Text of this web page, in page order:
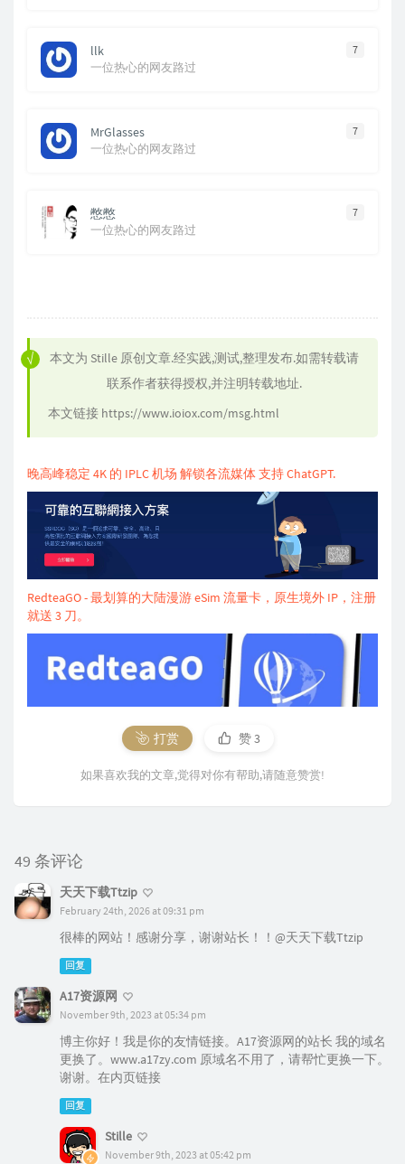
7
llk
一位热心的网友路过
7
MrGlasses
一位热心的网友路过
7
憋憋
一位热心的网友路过
本文为 Stille 原创文章.经实践,测试,整理发布.如需转载请
联系作者获得授权,并注明转载地址.
本文链接 https://www.ioiox.com/msg.html
晚高峰稳定 4K 的 IPLC 机场 解锁各流媒体 支持 ChatGPT.
RedteaGO - 最划算的大陆漫游 eSim 流量卡，原生境外 IP，注册
就送 3 刀。
打赏 赞3
如果喜欢我的文章,觉得对你有帮助,请随意赞赏!
49 条评论
天天下载Ttzip
February 24th, 2026 at 09:31 pm
很棒的网站！感谢分享，谢谢站长！！@天天下载Ttzip
回复
A17资源网
November 9th, 2023 at 05:34 pm
博主你好！我是你的友情链接。A17资源网的站长 我的域名
更换了。www.a17zy.com 原域名不用了，请帮忙更换一下。
谢谢。在内页链接
回复
Stille
November 9th, 2023 at 05:42 pm